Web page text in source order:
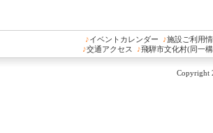
♪イベントカレンダー ♪施設ご利用
♪交通アクセス ♪飛騨市文化村(同一
Copyright